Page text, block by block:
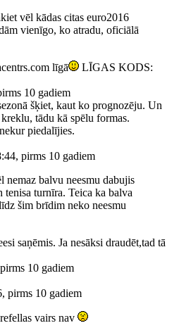
vēl kādas citas euro2016
vienīgo, ko atradu, oficiālā
līgā
LĪGAS KODS:
10 gadiem
šķiet, kaut ko prognozēju. Un
tādu kā spēlu formas.
piedalījies.
pirms 10 gadiem
nemaz balvu neesmu dabujis
tenisa turnīra. Teica ka balva
šim brīdim neko neesmu
saņēmis. Ja nesāksi draudēt,tad tā
10 gadiem
pirms 10 gadiem
vairs nav